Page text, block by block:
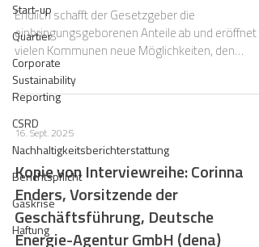
Start-up
Quartier
Corporate
Sustainability
Reporting
CSRD
Nachhaltigkeitsberichterstattung
Berichtspflicht
Gaskrise
Haftung
Endlich schafft der Gesetzgeber die
einbringungsgeborenen Anteile ab und eröffnet
vielen Kommunen neue Möglichkeiten, den
Stadtkonzern umzustrukturieren und diesen an
sich verändernde Rahmenbedingungen
anzupassen.
16. Sept. 2025
Kopie von Interviewreihe: Corinna
Enders, Vorsitzende der
Geschäftsführung, Deutsche
Energie-Agentur GmbH (dena)